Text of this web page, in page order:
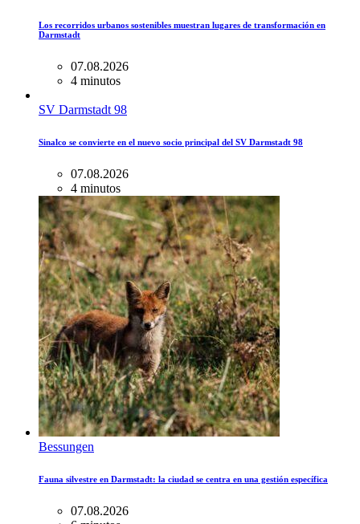
Los recorridos urbanos sostenibles muestran lugares de transformación en
Darmstadt
07.08.2026
4 minutos
SV Darmstadt 98
Sinalco se convierte en el nuevo socio principal del SV Darmstadt 98
07.08.2026
4 minutos
Bessungen
Fauna silvestre en Darmstadt: la ciudad se centra en una gestión específica
07.08.2026